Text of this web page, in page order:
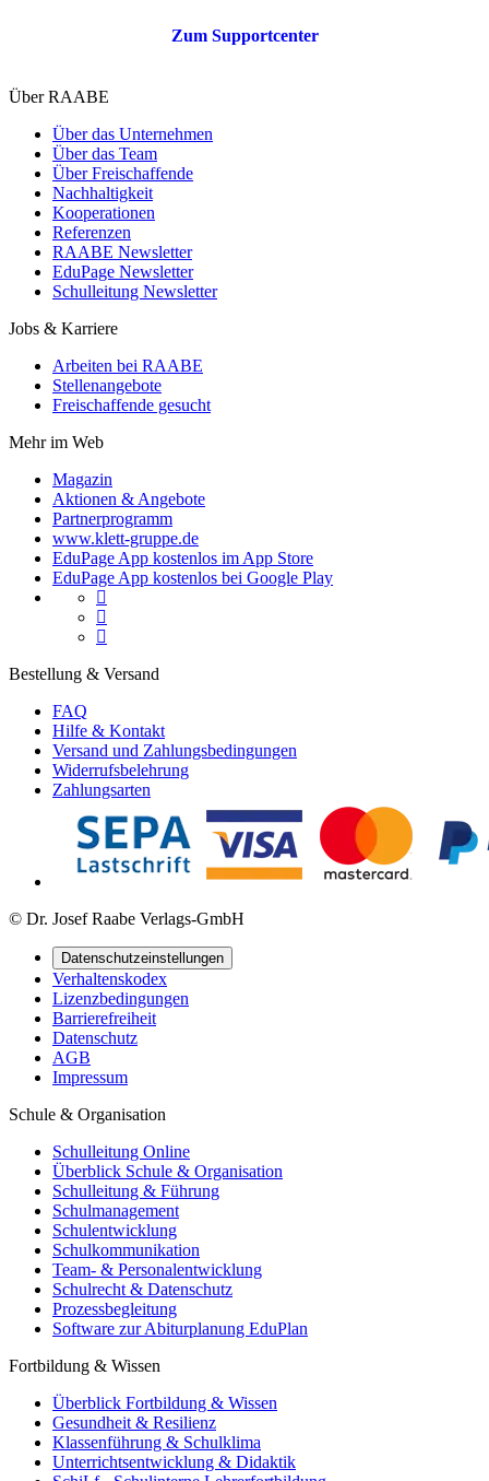
Zum Supportcenter
Über RAABE
Über das Unternehmen
Über das Team
Über Freischaffende
Nachhaltigkeit
Kooperationen
Referenzen
RAABE Newsletter
EduPage Newsletter
Schulleitung Newsletter
Jobs & Karriere
Arbeiten bei RAABE
Stellenangebote
Freischaffende gesucht
Mehr im Web
Magazin
Aktionen & Angebote
Partnerprogramm
www.klett-gruppe.de
EduPage App kostenlos im App Store
EduPage App kostenlos bei Google Play



Bestellung & Versand
FAQ
Hilfe & Kontakt
Versand und Zahlungsbedingungen
Widerrufsbelehrung
Zahlungsarten
© Dr. Josef Raabe Verlags-GmbH
Datenschutzeinstellungen
Verhaltenskodex
Lizenzbedingungen
Barrierefreiheit
Datenschutz
AGB
Impressum
Schule & Organisation
Schulleitung Online
Überblick Schule & Organisation
Schulleitung & Führung
Schulmanagement
Schulentwicklung
Schulkommunikation
Team- & Personalentwicklung
Schulrecht & Datenschutz
Prozessbegleitung
Software zur Abiturplanung EduPlan
Fortbildung & Wissen
Überblick Fortbildung & Wissen
Gesundheit & Resilienz
Klassenführung & Schulklima
Unterrichtsentwicklung & Didaktik